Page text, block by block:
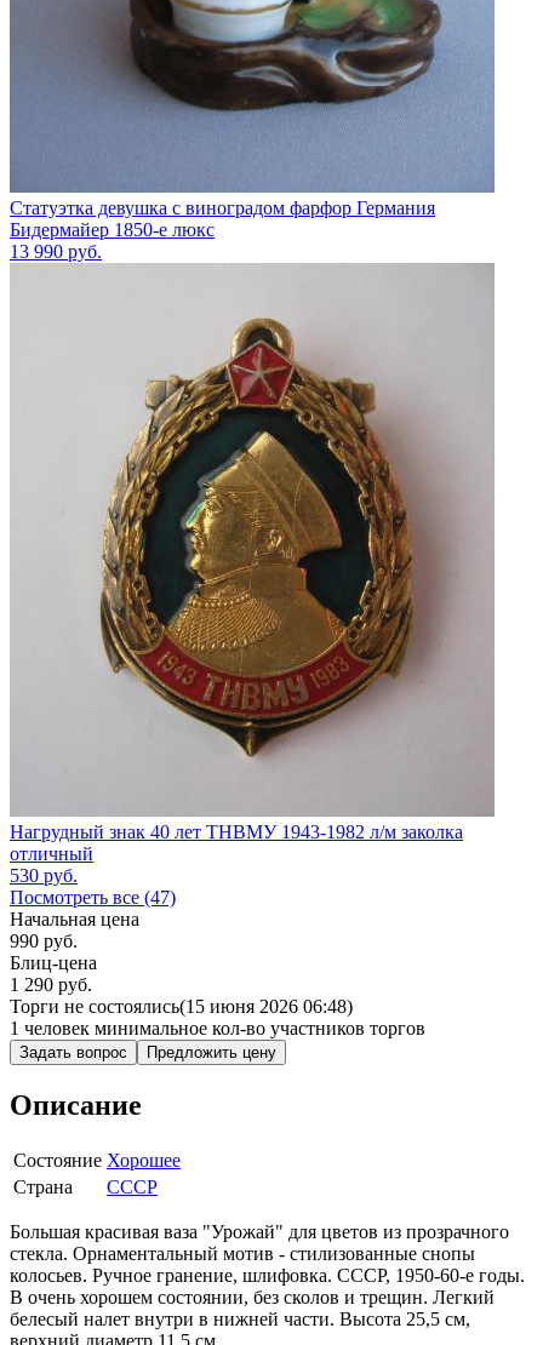
Статуэтка девушка с виноградом фарфор Германия
Бидермайер 1850-е люкс
13 990 руб.
Нагрудный знак 40 лет ТНВМУ 1943-1982 л/м заколка
отличный
530 руб.
Посмотреть все (47)
Начальная цена
990 руб.
Блиц-цена
1 290 руб.
Торги не состоялись(15 июня 2026 06:48)
1 человек минимальное кол-во участников торгов
Задать вопрос Предложить цену
Описание
Состояние Хорошее
Страна
СССР
Большая красивая ваза "Урожай" для цветов из прозрачного
стекла. Орнаментальный мотив - стилизованные снопы
колосьев. Ручное гранение, шлифовка. СССР, 1950-60-е годы.
В очень хорошем состоянии, без сколов и трещин. Легкий
белесый налет внутри в нижней части. Высота 25,5 см,